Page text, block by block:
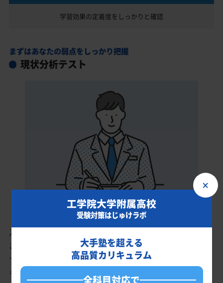
学習効果の定着度を しっかりと確認
まずはあなたの弱点をしっかり把握
現状分析テスト
入会時に現状分析テストを受けていただきます。
このテスト結果のデータをもとに、工学院大学附属高校を志望し
ているあなたに英語・数学・国語・理科・社会の最適なカリキュ
ラムを作成します。
×
工学院大学附属高校
受験対策はじゅけラボ
大手塾を超える
高品質カリキュラム
全科目対応で